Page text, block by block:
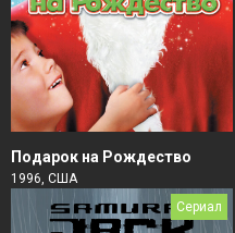
Подарок на Рождество
1996, США
Сериал